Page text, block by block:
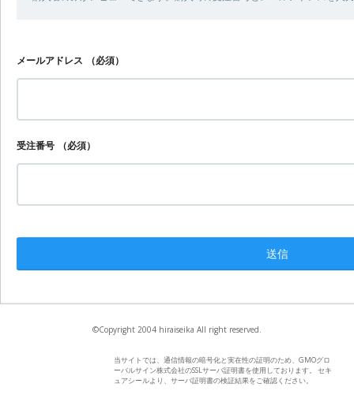
メールアドレス （必須）
受注番号 （必須）
©Copyright 2004 hiraiseika All right reserved.
当サイトでは、通信情報の暗号化と実在性の証明のため、GMOグロ
ーバルサイン株式会社のSSLサーバ証明書を使用しております。 セキ
ュアシールより、サーバ証明書の検証結果をご確認ください。